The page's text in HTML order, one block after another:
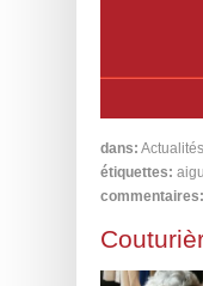
dans: Actualités
étiquettes:
commentaires: